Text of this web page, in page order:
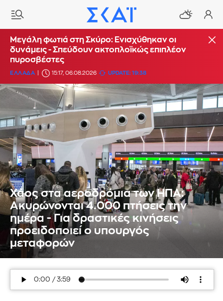
Μεγάλη φωτιά στη Σκύρο: Ενισχύθηκαν οι
δυνάμεις - Σπεύδουν ακτοπλοϊκώς επιπλέον
πυροσβέστες
ΕΛΛΑΔΑ 15:17, 06.08.2026 UPDATE: 19:38
Χάος στα αεροδρόμια των ΗΠΑ:
Ακυρώνονται 4.000 πτήσεις την
ημέρα - Για δραστικές κινήσεις
προειδοποιεί ο υπουργός
μεταφορών